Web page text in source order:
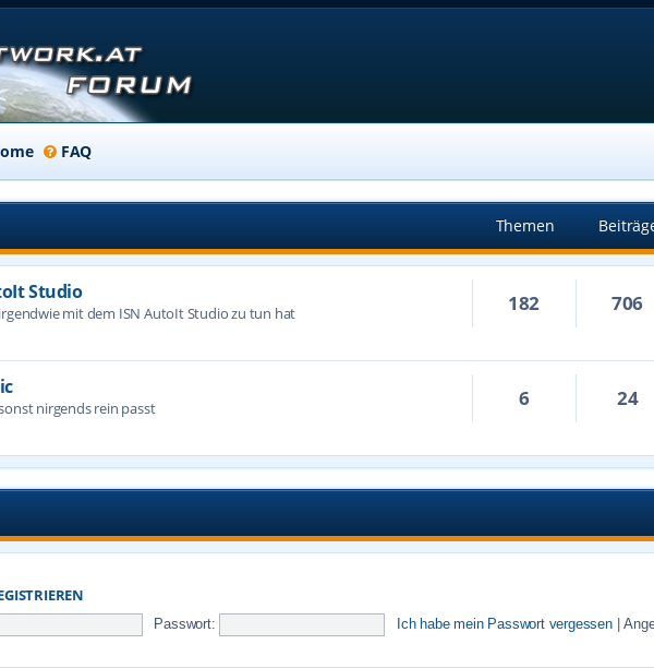
FAQ
Themen
Studio
mit dem ISN AutoIt Studio zu tun hat 182 706
nirgends rein passt 6 24
Passwort: Ich habe mein Passwort vergessen